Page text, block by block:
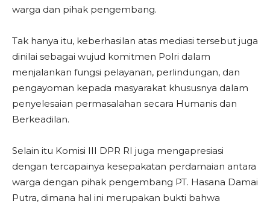
warga dan pihak pengembang.
Tak hanya itu, keberhasilan atas mediasi tersebut juga
dinilai sebagai wujud komitmen Polri dalam
menjalankan fungsi pelayanan, perlindungan, dan
pengayoman kepada masyarakat khususnya dalam
penyelesaian permasalahan secara Humanis dan
Berkeadilan.
Selain itu Komisi III DPR RI juga mengapresiasi
dengan tercapainya kesepakatan perdamaian antara
warga dengan pihak pengembang PT. Hasana Damai
Putra, dimana hal ini merupakan bukti bahwa